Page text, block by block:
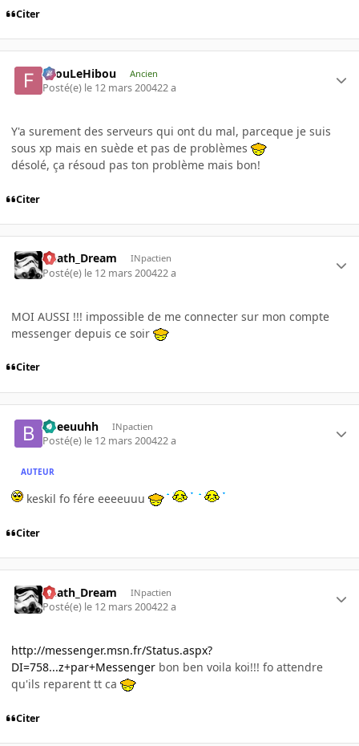
Citer
FilouLeHibou Ancien
Posté(e) le 12 mars 200422 a
Y'a surement des serveurs qui ont du mal, parceque je suis
sous xp mais en suède et pas de problèmes
désolé, ça résoud pas ton problème mais bon!
Citer
Death_Dream INpactien
Posté(e) le 12 mars 200422 a
MOI AUSSI !!! impossible de me connecter sur mon compte
messenger depuis ce soir
Citer
bbeeuuhh INpactien
Posté(e) le 12 mars 200422 a
AUTEUR
keskil fo fére eeeeuuu
Citer
Death_Dream INpactien
Posté(e) le 12 mars 200422 a
http://messenger.msn.fr/Status.aspx?
DI=758...z+par+Messenger bon ben voila koi!!! fo attendre
qu'ils reparent tt ca
Citer